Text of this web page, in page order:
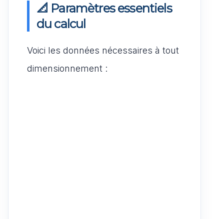
📐 Paramètres essentiels
du calcul
Voici les données nécessaires à tout
dimensionnement :